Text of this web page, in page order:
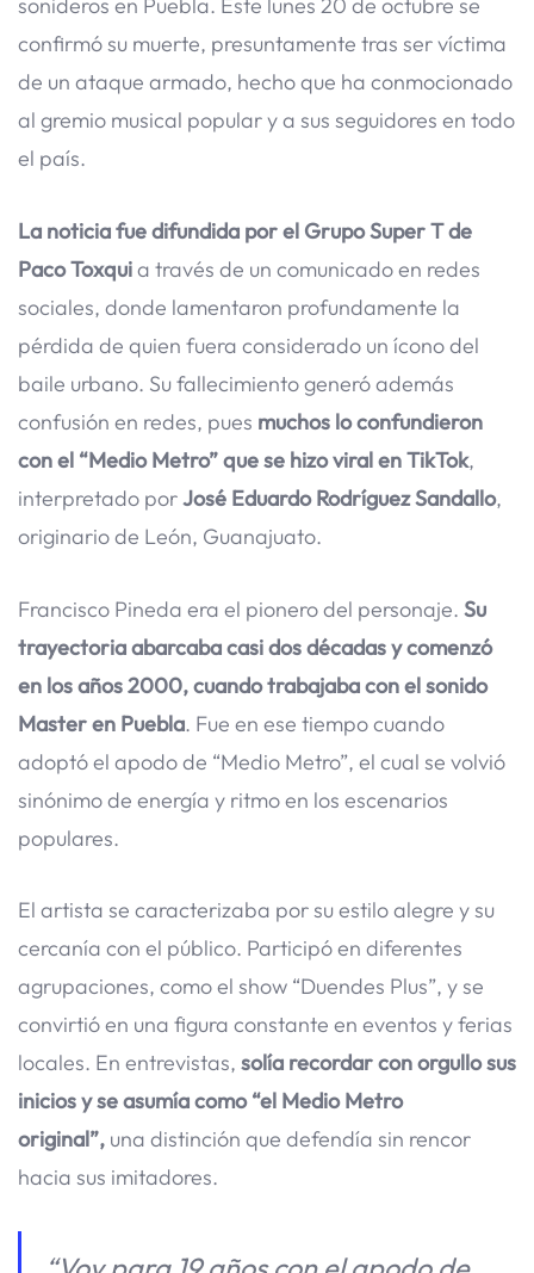
confirmó su muerte, presuntamente tras ser víctima
de un ataque armado, hecho que ha conmocionado
al gremio musical popular y a sus seguidores en todo
el país.
La noticia fue difundida por el Grupo Super T de
Paco Toxquia través de un comunicado en redes
sociales, donde lamentaron profundamente la
pérdida de quien fuera considerado un ícono del
baile urbano. Su fallecimiento generó además
confusión en redes, pues muchos lo confundieron
con el “Medio Metro” que se hizo viral en TikTok,
interpretado porJosé Eduardo Rodríguez Sandallo,
originario de León, Guanajuato.
Francisco Pineda era el pionero del personaje. Su
trayectoria abarcaba casi dos décadas y comenzó
en los años 2000, cuando trabajaba con el sonido
Master en Puebla. Fue en ese tiempo cuando
adoptó el apodo de “Medio Metro”, el cual se volvió
sinónimo de energía y ritmo en los escenarios
populares.
El artista se caracterizaba por su estilo alegre y su
cercanía con el público. Participó en diferentes
agrupaciones, como el show “Duendes Plus”, y se
convirtió en una figura constante en eventos y ferias
locales. En entrevistas, solía recordar con orgullo sus
inicios y se asumía como “el Medio Metro
original”, una distinción que defendía sin rencor
hacia sus imitadores.